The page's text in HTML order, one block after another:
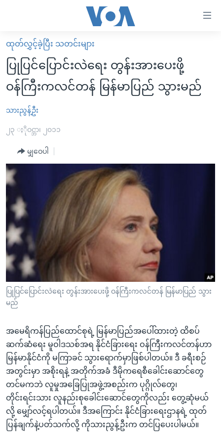
လွယ်ကူ
စေ
သည့်
Link
များ
ပင်မ
ကျော်
ကြည့်
ရန်
ပင်မ
ညွန်း
စာမျက်နှာ
သို့
ကြည့်
ရန်
ရန်
နေရာ
ကျော်
ရန်
မူလစာမျက်နှာ
မြန်မာ
ကမ္ဘာ့သတင်းများ
နိုင်ငံတကာ
အစ္စရေး-ပါလက်စတိုင်း
အင်္ဂလိပ်စာလေ့လာမယ်
အမေရိကန်သုံးအီဒီယံ
မကြေးမုံရဲ့ အင်္ဂလိပ်စာ
ရုပ်ရှင်ထဲက အင်္ဂလိပ်စာ
သုတပဒေသာ အင်္ဂလိပ်စာ
အပတ်စဉ်ကဏ္ဍများ
တီဗွီ
ရေဒီယိုနှင့်ရုပ်သံ အချက်အလက်များ
ရေဒီယို/တီဗွီအစီအစဉ်
Learning English
ဗွီအိုအေ လူမှုကွန်ယက်များ
ထုတ်လွှင့်ခဲ့ပြီး သတင်းများ
ပြုပြင်ပြောင်းလဲရေး တွန်းအားပေးဖို့
ဝန်ကြီးကလင်တန် မြန်မာပြည် သွားမည်
သားညွန့်ဦး
၂၃ ႏိုဝင္ဘာ၊ ၂၀၁၁
မျှဝေပါ
ပြုပြင်ပြောင်းလဲရေး တွန်းအားပေးဖို့ ဝန်ကြီးကလင်တန် မြန်မာပြည် သွား
မည်
အမေရိကန်ပြည်ထောင်စုရဲ့ မြန်မာပြည်အပေါ်ထားတဲ့ ထိစပ်
ဆက်ဆံရေး မူဝါဒသစ်အရ နိုင်ငံခြားရေး ဝန်ကြီးကလင်တန်ဟာ
မြန်မာနိုင်ငံကို မကြာခင် သွားရောက်မှာဖြစ်ပါတယ်။ ဒီ ခရီးစဉ်
အတွင်းမှာ အစိုးရနဲ့ အတိုက်အခံ ဒီမိုကရေစီခေါင်းဆောင်တွေ
တင်မကဘဲ လူမှုအခြေပြုအဖွဲ့အစည်းက ပုဂ္ဂိုလ်တွေ၊
တိုင်းရင်းသား လူနည်းစုခေါင်းဆောင်တွေကိုလည်း တွေ့ဆုံမယ်
လို့ မျှော်လင့်ရပါတယ်။ ဒီအကြောင်း နိုင်ငံခြားရေးဌာနရဲ့ ထုတ်
ပြန်ချက်နဲ့ပတ်သက်လို့ ကိုသားညွန့်ဦးက တင်ပြပေးပါမယ်။